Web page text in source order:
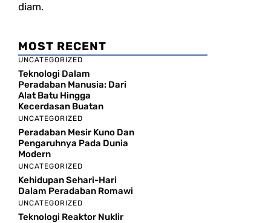
diam.
MOST RECENT
UNCATEGORIZED
Teknologi Dalam
Peradaban Manusia: Dari
Alat Batu Hingga
Kecerdasan Buatan
UNCATEGORIZED
Peradaban Mesir Kuno Dan
Pengaruhnya Pada Dunia
Modern
UNCATEGORIZED
Kehidupan Sehari-Hari
Dalam Peradaban Romawi
UNCATEGORIZED
Teknologi Reaktor Nuklir